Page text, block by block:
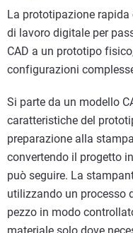
La prototipazione
di lavoro digitale per
CAD a un prototipo
configurazioni
Si parte da un modello
caratteristiche del
preparazione alla
convertendo il progetto
può seguire. La
utilizzando un processo
pezzo in modo